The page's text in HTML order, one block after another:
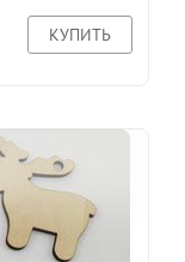
КУПИТЬ